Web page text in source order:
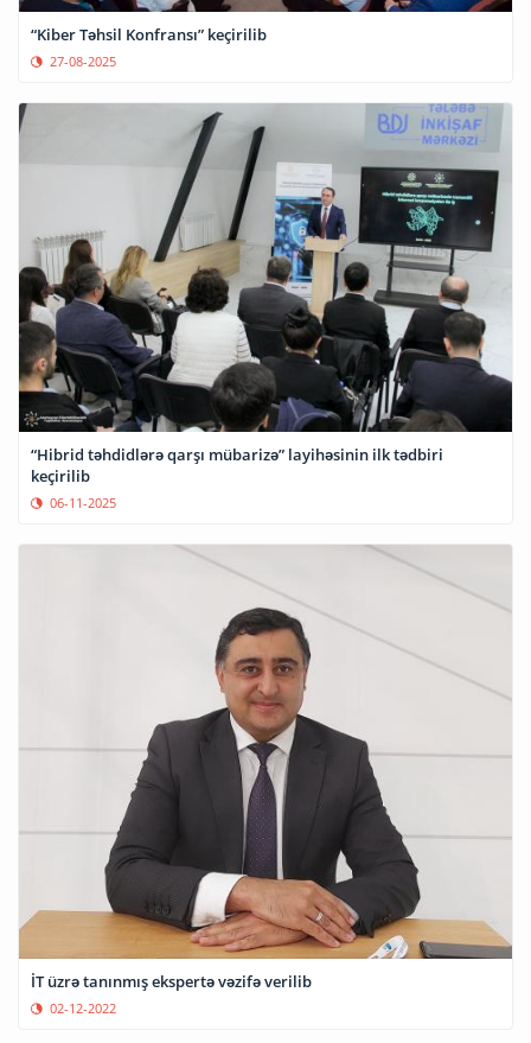
“Kiber Təhsil Konfransı” keçirilib
27-08-2025
“Hibrid təhdidlərə qarşı mübarizə” layihəsinin ilk tədbiri
keçirilib
06-11-2025
İT üzrə tanınmış ekspertə vəzifə verilib
02-12-2022